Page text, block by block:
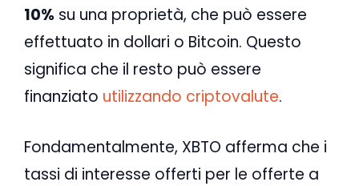
10% su una proprietà, che può essere
effettuato in dollari o Bitcoin. Questo
significa che il resto può essere
finanziato utilizzando criptovalute.
Fondamentalmente, XBTO afferma che i
tassi di interesse offerti per le offerte a